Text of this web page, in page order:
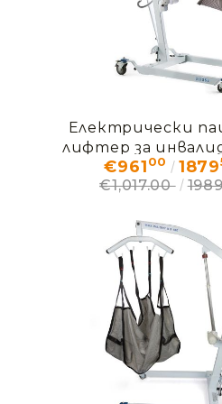
Електрически
лифтер за
XXL
€96100 1879
€1,017.00